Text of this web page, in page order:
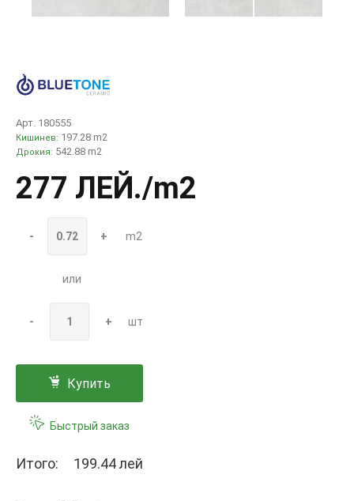
Арт. 180555
Кишинев: 197.28 m2
Дрокия: 542.88 m2
277 ЛЕЙ./m2
- + m2
или
- + шт
Купить
Быстрый заказ
Итого: 199.44 лей